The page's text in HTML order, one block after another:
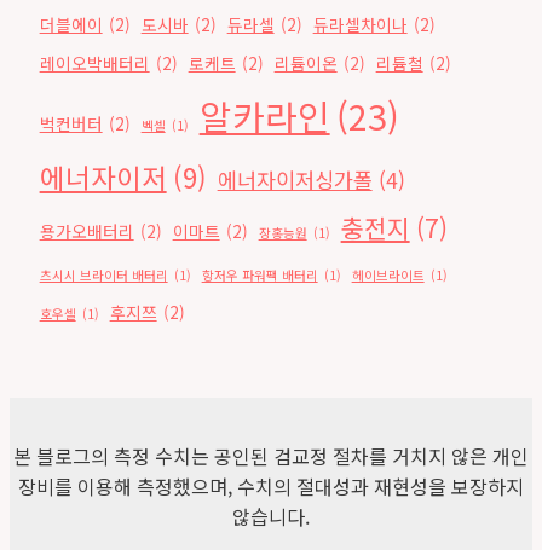
더블에이 (2) 도시바 (2) 듀라셀 (2) 듀라셀차이나 (2)
레이오박배터리 (2) 로케트 (2) 리튬이온 (2) 리튬철 (2)
벅컨버터 (2) 벡셀 (1) 알카라인 (23)
에너자이저 (9) 에너자이저싱가폴 (4)
용가오배터리 (2) 이마트 (2) 장홍능원 (1) 충전지 (7)
츠시시 브라이터 배터리 (1) 항저우 파워팩 배터리 (1) 헤이브라이트 (1)
호우셀 (1) 후지쯔 (2)
본 블로그의 측정 수치는 공인된 검교정 절차를 거치지 않은 개인
장비를 이용해 측정했으며, 수치의 절대성과 재현성을 보장하지
않습니다.